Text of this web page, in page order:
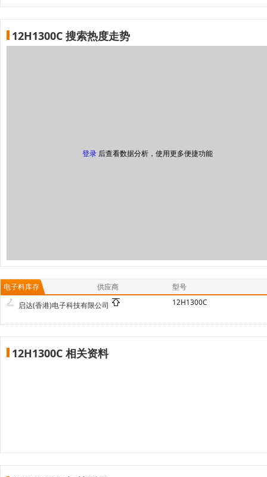
12H1300C 搜索热度走势
登录 后查看数据分析，使用更多便捷功能
电子料库存 供应商
型号
启达(香港)电子科技有限公司
12H1300C
12H1300C 相关资料